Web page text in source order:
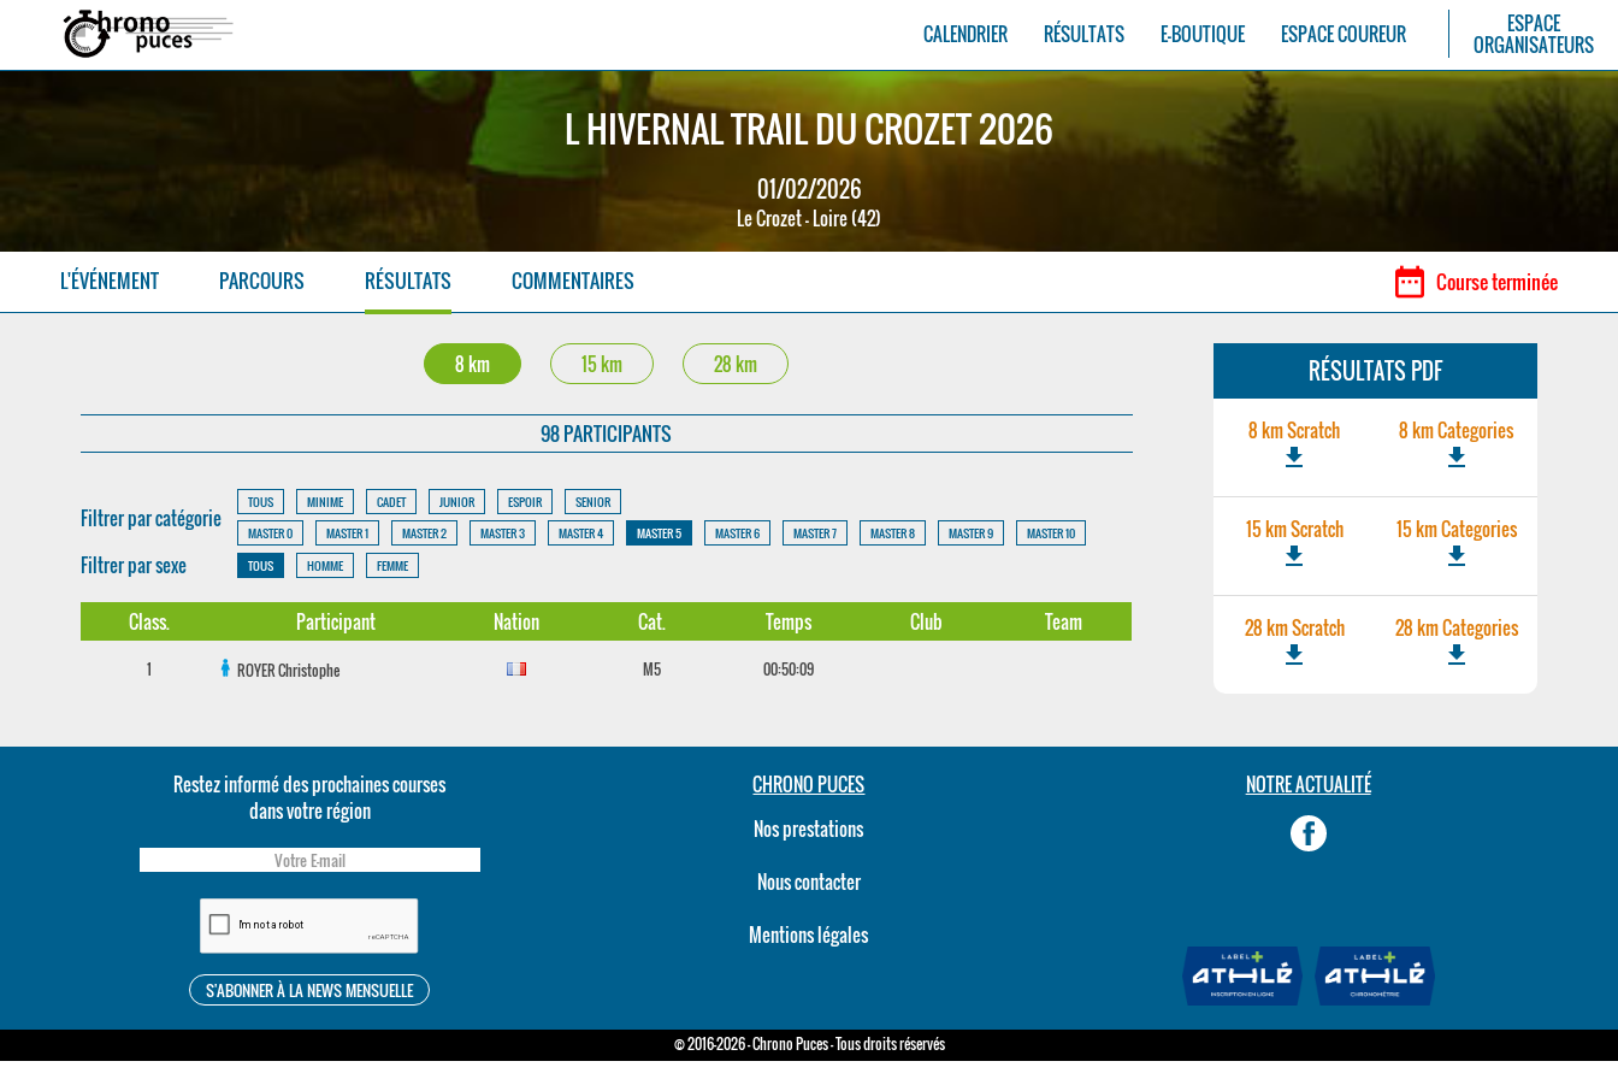
CALENDRIER RÉSULTATS E-BOUTIQUE ESPACE COUREUR
ESPACE
ORGANISATEURS
L HIVERNAL TRAIL DU CROZET 2026
01/02/2026
Le Crozet - Loire (42)
L'ÉVÉNEMENT PARCOURS RÉSULTATS COMMENTAIRES date_range Course terminée
8 km 15 km 28 km
98 PARTICIPANTS
Filtrer par catégorie
TOUS MINIME CADET JUNIOR ESPOIR
SENIOR
MASTER 0
MASTER 1 MASTER 2 MASTER 3 MASTER 4 MASTER 5 MASTER 6 MASTER 7 MASTER 8 MASTER 9 MASTER 10
Filtrer par sexe TOUS HOMME FEMME
Class. Participant Nation Cat. Temps Club Team
1 ROYERChristophe M5 00:50:09
RÉSULTATS PDF
8 km Scratch
file_download
8 km Categories
file_download
15 km Scratch
file_download
15 km Categories
file_download
28 km Scratch
file_download
28 km Categories
file_download
Restez informé des prochaines courses
dans votre région
CHRONO PUCES
Nos prestations
Nous contacter
Mentions légales
NOTRE ACTUALITÉ
© 2016-2026 - Chrono Puces - Tous droits réservés